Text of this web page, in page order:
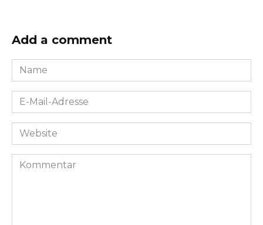
Add a comment
Name
*
E-
Mail-
Adresse
Website
Kommentar